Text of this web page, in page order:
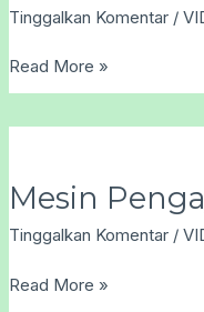
Tinggalkan Komentar /
Granul
Read More »
Mesin
Tinggalkan Komentar /
Mesin
Kompos
Read More »